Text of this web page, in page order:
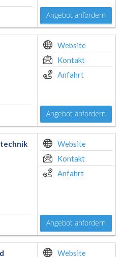
Angebot anfordern
Website
Kontakt
Anfahrt
Angebot anfordern
Website
Kontakt
Anfahrt
Angebot anfordern
Website